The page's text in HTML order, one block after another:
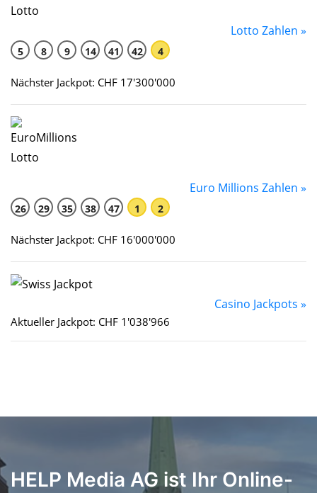
Lotto Zahlen »
5 8 9 14 41 42 4
Nächster Jackpot: CHF 17'300'000
Euro Millions Zahlen »
26 29 35 38 47 1 2
Nächster Jackpot: CHF 16'000'000
Casino Jackpots »
Aktueller Jackpot: CHF 1'038'966
HELP Media AG ist Ihr Online-